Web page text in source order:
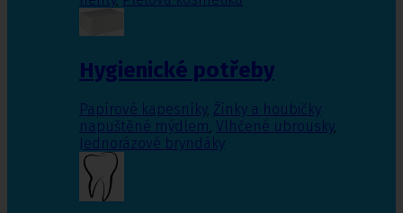
Hygienické potřeby
Papírové kapesníky, Žínky a houbičky
napuštěné mýdlem, Vlhčené ubrousky,
Jednorázové bryndáky